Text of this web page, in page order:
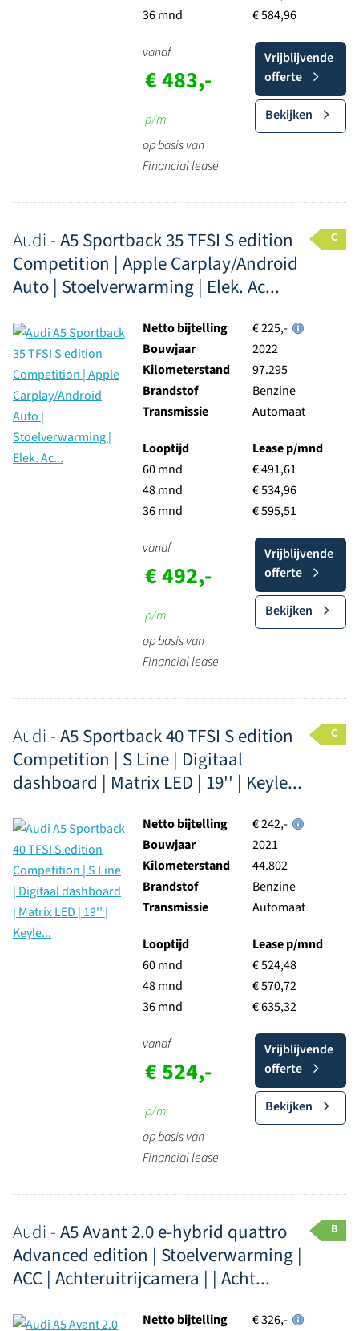
36 mnd
€ 584,96
vanaf
€ 483,-
p/m
op basis van
Financial lease
Vrijblijvende
offerte
Bekijken
Audi -A5 Sportback 35 TFSI S edition
Competition | Apple Carplay/Android
Auto | Stoelverwarming | Elek. Ac...
C
Netto bijtelling
€ 225,-
Bouwjaar
2022
Kilometerstand
97.295
Brandstof
Benzine
Transmissie
Automaat
Looptijd
60 mnd
48 mnd
36 mnd
Lease p/mnd
€ 491,61
€ 534,96
€ 595,51
vanaf
€ 492,-
p/m
op basis van
Financial lease
Vrijblijvende
offerte
Bekijken
Audi -A5 Sportback 40 TFSI S edition
Competition | S Line | Digitaal
dashboard | Matrix LED | 19'' | Keyle...
C
Netto bijtelling
€ 242,-
Bouwjaar
2021
Kilometerstand
44.802
Brandstof
Benzine
Transmissie
Automaat
Looptijd
60 mnd
48 mnd
36 mnd
Lease p/mnd
€ 524,48
€ 570,72
€ 635,32
vanaf
€ 524,-
p/m
op basis van
Financial lease
Vrijblijvende
offerte
Bekijken
Audi -A5 Avant 2.0 e-hybrid quattro
Advanced edition | Stoelverwarming |
ACC | Achteruitrijcamera | | Acht...
B
Netto bijtelling
€ 326,-